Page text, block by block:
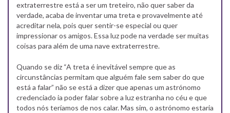
extraterrestre está a ser um treteiro, não quer saber da
verdade, acaba de inventar uma treta e provavelmente até
acreditar nela, pois quer sentir-se especial ou quer
impressionar os amigos. Essa luz pode na verdade ser muitas
coisas para além de uma nave extraterrestre.
Quando se diz “A treta é inevitável sempre que as
circunstâncias permitam que alguém fale sem saber do que
está a falar” não se está a dizer que apenas um astrónomo
credenciado ia poder falar sobre a luz estranha no céu e que
todos nós teríamos de nos calar. Mas sim, o astrónomo estaria